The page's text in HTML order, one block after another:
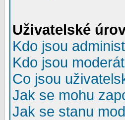
Uživatelské
Kdo jsou
Kdo jsou
Co jsou
Jak se mohu
Jak se stanu